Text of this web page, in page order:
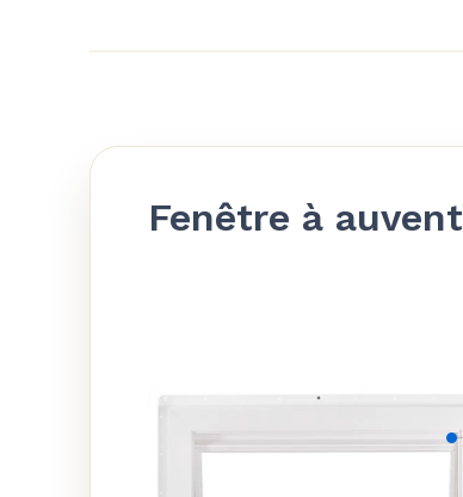
Fenêtre à auvent